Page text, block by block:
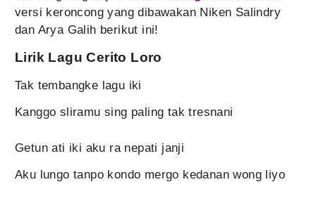
versi keroncong yang dibawakan Niken Salindry
dan Arya Galih berikut ini!
Lirik Lagu Cerito Loro
Tak tembangke lagu iki
Kanggo sliramu sing paling tak tresnani
Getun ati iki aku ra nepati janji
Aku lungo tanpo kondo mergo kedanan wong liyo